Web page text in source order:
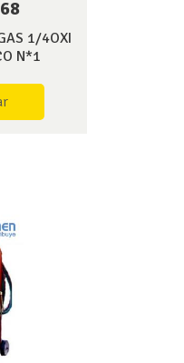
1/4OXI
N*1